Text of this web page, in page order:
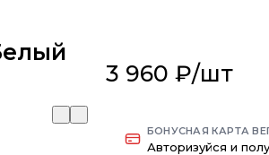
3 960 ₽/шт
БОНУСНАЯ КАРТА
Авторизуйся и